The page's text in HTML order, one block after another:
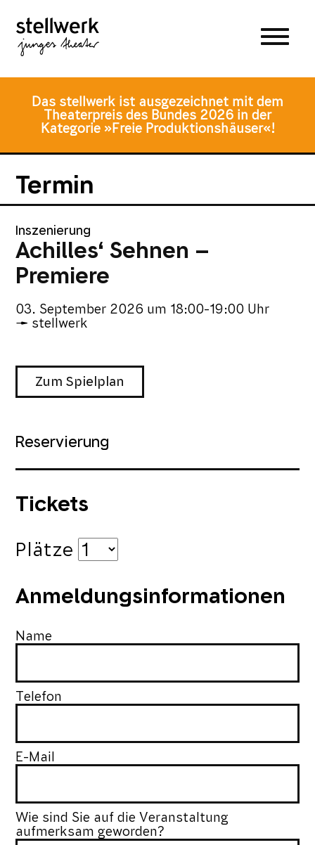
Hauptmenü
Inhalt
springen
Fusszeile
springen
Das stellwerk ist ausgezeichnet mit dem
Theaterpreis des Bundes 2026 in der
Kategorie »Freie Produktionshäuser«!
Termin
Inszenierung
Achilles‘ Sehnen –
Premiere
03. September 2026 um 18:00-19:00 Uhr
stellwerk
Zum Spielplan
Reservierung
Tickets
Plätze
Anmeldungsinformationen
Name
Telefon
E-Mail
Wie sind Sie auf die Veranstaltung
aufmerksam geworden?